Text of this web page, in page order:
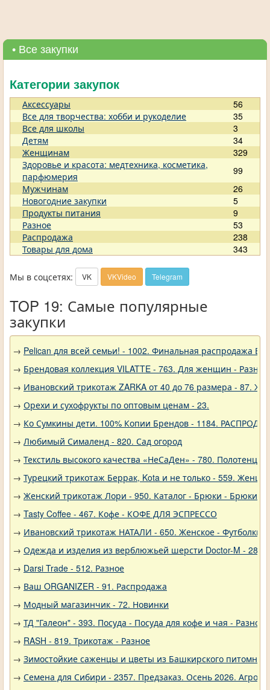
• Все закупки
Категории закупок
Аксессуары
56
Все для творчества: хобби и рукоделие
35
Все для школы
3
Детям
34
Женщинам
329
Здоровье и красота: медтехника, косметика,
парфюмерия
99
Мужчинам
26
Новогодние закупки
5
Продукты питания
9
Разное
53
Распродажа
238
Товары для дома
343
Мы в соцсетях: VK VKVideo Telegram
TOP 19: Самые популярные
закупки
→ Pelican для всей семьи! - 1002. Финальная распродажа
→ Брендовая коллекция VILATTE - 763. Для женщин - Разное
→ Ивановский трикотаж ZARKA от 40 до 76 размера - 87.
→ Орехи и сухофрукты по оптовым ценам - 23.
→ Ко Сумкины дети. 100% Копии Брендов - 1184.
→ Любимый Сималенд - 820. Сад огород
→ Текстиль высокого качества «НеСаДен» - 780.
→ Турецкий трикотаж Беррак, Kota и не только - 559.
→ Женский трикотаж Лори - 950. Каталог - Брюки - Брюки
→ Tasty Coffee - 467. Кофе - КОФЕ ДЛЯ ЭСПРЕССО
→ Ивановский трикотаж НАТАЛИ - 650. Женское - Футболки,
→ Одежда и изделия из верблюжьей шерсти Doctor-M -
→ Darsi Trade - 512. Разное
→ Ваш ORGANIZER - 91. Распродажа
→ Модный магазинчик - 72. Новинки
→ ТД "Галеон" - 393. Посуда - Посуда для кофе и чая - Разное
→ RASH - 819. Трикотаж - Разное
→ Зимостойкие саженцы и цветы из Башкирского
→ Семена для Сибири - 2357. Предзаказ. Осень 2026.